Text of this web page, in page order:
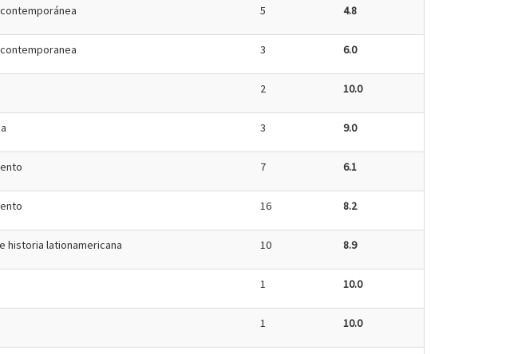
5 4.8
3 6.0
2 10.0
3 9.0
7 6.1
16 8.2
historia lationamericana 10 8.9
1 10.0
1 10.0